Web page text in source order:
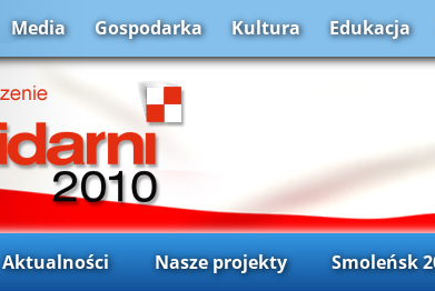
Media Gospodarka Kultura Edukacja
Aktualności Nasze projekty Smoleńsk